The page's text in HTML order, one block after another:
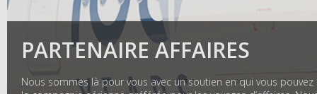
PARTENAIRE AFFAIRES
Nous sommes là pour vous avec un soutien en qui vous